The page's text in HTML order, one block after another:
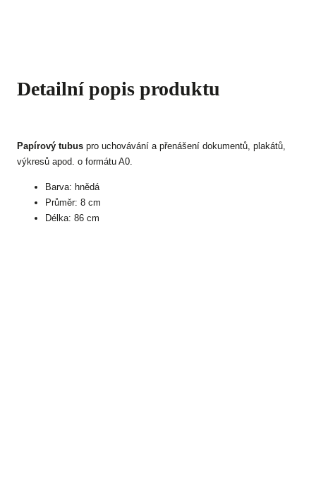
Detailní popis produktu
Papírový tubus pro uchovávání a přenášení dokumentů, plakátů,
výkresů apod. o formátu A0.
Barva: hnědá
Průměr: 8 cm
Délka: 86 cm